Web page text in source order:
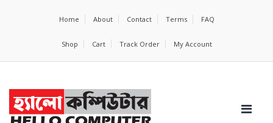
Home About Contact Terms FAQ
Shop Cart Track Order My Account